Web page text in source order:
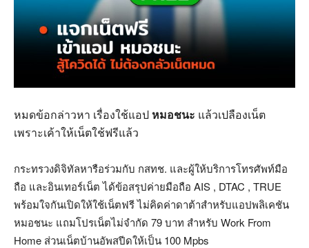
หมดข้อกล่าวหา เรื่องใช้แอป หมอชนะ แล้วเปลืองเน็ต
เพราะเค้าให้เน็ตใช้ฟรีแล้ว
กระทรวงดิจิทัลหารือร่วมกับ กสทช. และผู้ให้บริการโทรศัพท์มือ
ถือ และอินเทอร์เน็ต ได้ข้อสรุปค่ายมือถือ AIS , DTAC , TRUE
พร้อมใจกันเปิดให้ใช้เน็ตฟรี ไม่คิดค่าดาต้าสำหรับแอปพลิเคชัน
หมอชนะ แถมโปรเน็ตไม่จำกัด 79 บาท สำหรับ Work From
Home ส่วนเน็ตบ้านอัพสปีดให้เป็น 100 Mpbs